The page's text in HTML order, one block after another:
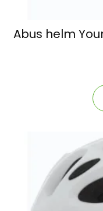
Abus helm